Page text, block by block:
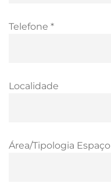
Telefone *
Localidade
Área/Tipologia Espaço